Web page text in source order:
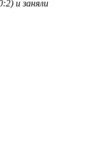
и заняли